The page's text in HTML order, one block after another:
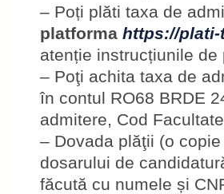
– Poți plăti taxa de
platforma https://plati-
atenție instrucțiunile de
– Poţi achita taxa de
în contul RO68 BRDE
admitere, Cod
– Dovada plăţii (o
dosarului de
făcută cu numele și